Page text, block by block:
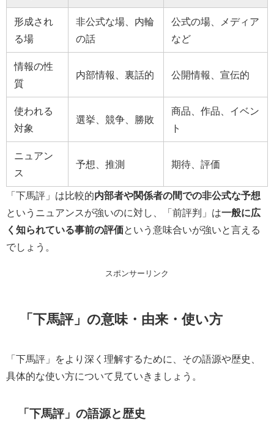
形成され
る場
非公式な場、内輪
の話
公式の場、メディア
など
情報の性
質
内部情報、裏話的 公開情報、宣伝的
使われる
対象
選挙、競争、勝敗
商品、作品、イベン
ト
ニュアン
ス
予想、推測 期待、評価
「下馬評」は比較的内部者や関係者の間での非公式な予想
というニュアンスが強いのに対し、「前評判」は一般に広
く知られている事前の評価という意味合いが強いと言える
でしょう。
スポンサーリンク
「下馬評」の意味・由来・使い方
「下馬評」をより深く理解するために、その語源や歴史、
具体的な使い方について見ていきましょう。
「下馬評」の語源と歴史